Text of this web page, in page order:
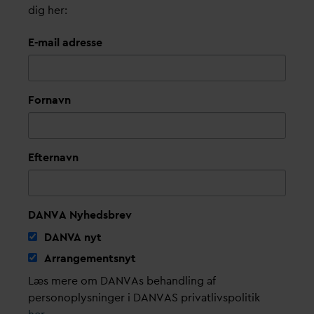
dig her:
E-mail adresse
Fornavn
Efternavn
DANVA Nyhedsbrev
DANVA nyt
Arrangementsnyt
Læs mere om DANVAs behandling af
personoplysninger i DANVAS privatlivspolitik